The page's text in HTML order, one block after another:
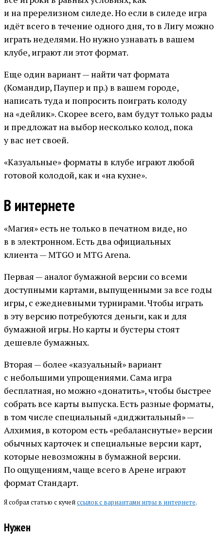
и на пререлизном силеде. Но если в силеде игра
идёт всего в течение одного дня, то в Лигу можно
играть неделями. Но нужно узнавать в вашем
клубе, играют ли этот формат.
Еще один вариант — найти чат формата
(Командир, Паупер и пр.) в вашем городе,
написать туда и попросить поиграть колоду
на «дейлик». Скорее всего, вам будут только рады
и предложат на выбор несколько колод, пока
у вас нет своей.
«Казуальные» форматы в клубе играют любой
готовой колодой, как и «на кухне».
В интернете
«Магия» есть не только в печатном виде, но
в в электронном. Есть два официальных
клиента — MTGO и MTG Arena.
Первая — аналог бумажной версии со всеми
доступными картами, выпущенными за все годы
игры, с ежедневными турнирами. Чтобы играть
в эту версию потребуются деньги, как и для
бумажной игры. Но карты и бустеры стоят
дешевле бумажных.
Вторая — более «казуальный» вариант
с небольшими упрощениями. Сама игра
бесплатная, но можно «донатить», чтобы быстрее
собрать все карты выпуска. Есть разные форматы,
в том числе специальный «диджитальный» —
Алхимия, в котором есть «ребаланснутые» версии
обычных карточек и специальные версии карт,
которые невозможны в бумажной версии.
По ощущениям, чаще всего в Арене играют
формат Стандарт.
Я собрал статью с кучейссылок с вариантами игры в интернете.
Нужен